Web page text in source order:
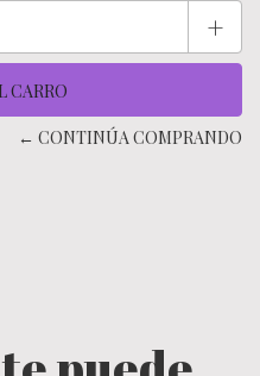
+
← CONTINÚA COMPRANDO